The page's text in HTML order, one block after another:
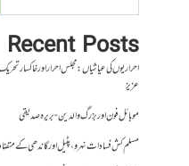
Recent Posts
احراریوں کی عیاشیاں : مجلس احرار اور خاکسار
عزیز
موبائل فون اور بزرگ والدین- بریرہ صدیقی
مسلم کش فسادات نہرو، پٹیل اور گاندھی کے متضاد رویوں کی